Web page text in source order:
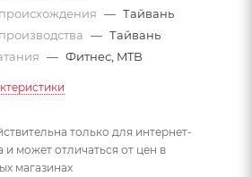
— Тайвань
— Тайвань
— Фитнес, MTB
только для интернет-
и может отличаться от цен в
магазинах